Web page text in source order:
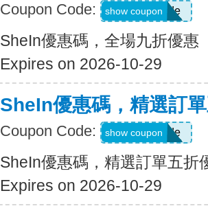
Coupon Code: Show Code
show coupon
SheIn優惠碼，全場九折優惠
Expires on 2026-10-29
SheIn優惠碼，精選訂
Coupon Code: Show Code
show coupon
SheIn優惠碼，精選訂單五折
Expires on 2026-10-29